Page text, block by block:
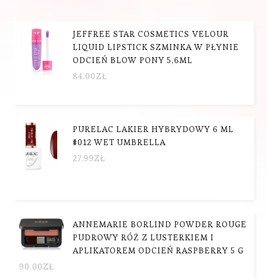
JEFFREE STAR COSMETICS VELOUR
LIQUID LIPSTICK SZMINKA W PŁYNIE
ODCIEŃ BLOW PONY 5,6ML
84.00ZŁ
PURELAC LAKIER HYBRYDOWY 6 ML
#012 WET UMBRELLA
27.99ZŁ
ANNEMARIE BORLIND POWDER ROUGE
PUDROWY RÓŻ Z LUSTERKIEM I
APLIKATOREM ODCIEŃ RASPBERRY 5 G
90.00ZŁ